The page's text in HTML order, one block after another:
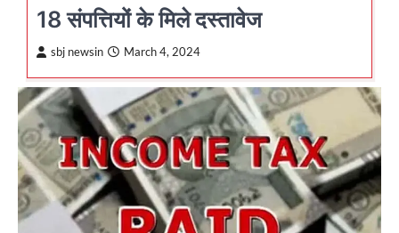
18 संपत्तियों के मिले दस्तावेज
sbj newsin March 4, 2024